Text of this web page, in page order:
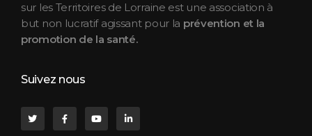
sur les Territoires de Lorraine est une association à
but non lucratif agissant pour la prévention et la
promotion de la santé.
Suivez nous